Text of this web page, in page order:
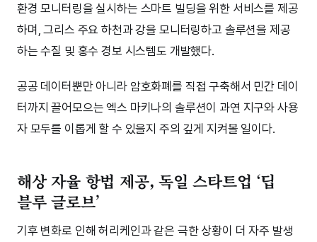
환경 모니터링을 실시하는 스마트 빌딩을 위한 서비스를 제공
하며, 그리스 주요 하천과 강을 모니터링하고 솔루션을 제공
하는 수질 및 홍수 경보 시스템도 개발했다.
공공 데이터뿐만 아니라 암호화폐를 직접 구축해서 민간 데이
터까지 끌어모으는 엑스 마키나의 솔루션이 과연 지구와 사용
자 모두를 이롭게 할 수 있을지 주의 깊게 지켜볼 일이다.
해상 자율 항법 제공, 독일 스타트업 ‘딥
블루 글로브’
기후 변화로 인해 허리케인과 같은 극한 상황이 더 자주 발생